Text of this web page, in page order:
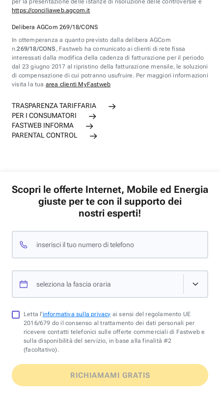
per la presentazione delle istanze di risoluzione delle controversie è
https://conciliaweb.agcom.it
Delibera AGCom 269/18/CONS
In ottemperanza a quanto previsto dalla delibera AGCom
n.269/18/CONS , Fastweb ha comunicato ai clienti di rete fissa
interessati dalla modifica della cadenza di fatturazione per il periodo
dal 23 giugno 2017 al ripristino della fatturazione mensile, le soluzioni
di compensazione di cui potranno usufruire. Per maggiori informazioni
visita la tua area clienti MyFastweb
TRASPARENZA TARIFFARIA
PER I CONSUMATORI
FASTWEB INFORMA
PARENTAL CONTROL
Scopri le offerte Internet, Mobile ed Energia
giuste per te con il supporto dei
nostri esperti!
inserisci il tuo numero di telefono
seleziona la fascia oraria
Letta l'informativa sulla privacy ai sensi del regolamento UE
2016/679 do il consenso al trattamento dei dati personali per
ricevere contatti telefonici sulle offerte commerciali di Fastweb e
sulla disponibilità del servizio, in base alla finalità #2
(facoltativo).
RICHIAMAMI GRATIS